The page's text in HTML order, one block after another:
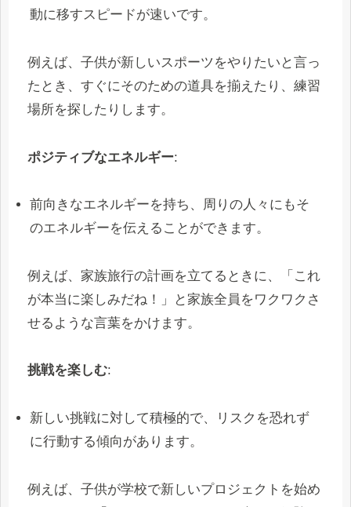
動に移すスピードが速いです。
例えば、子供が新しいスポーツをやりたいと言っ
たとき、すぐにそのための道具を揃えたり、練習
場所を探したりします。
ポジティブなエネルギー:
前向きなエネルギーを持ち、周りの人々にもそ
のエネルギーを伝えることができます。
例えば、家族旅行の計画を立てるときに、「これ
が本当に楽しみだね！」と家族全員をワクワクさ
せるような言葉をかけます。
挑戦を楽しむ:
新しい挑戦に対して積極的で、リスクを恐れず
に行動する傾向があります。
例えば、子供が学校で新しいプロジェクトを始め